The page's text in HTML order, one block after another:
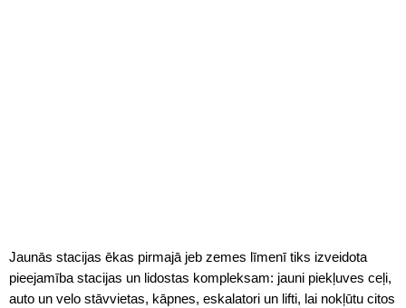
Jaunās stacijas ēkas pirmajā jeb zemes līmenī tiks izveidota
pieejamība stacijas un lidostas kompleksam: jauni piekļuves ceļi,
auto un velo stāvvietas, kāpnes, eskalatori un lifti, lai nokļūtu citos